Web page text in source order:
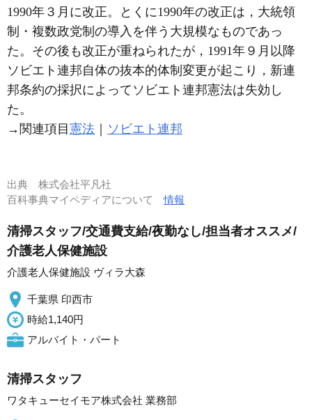
1990年３月に改正。とくに1990年の改正は，大統領
制・複数政党制の導入を伴う大規模なものであっ
た。その後も改正が重ねられたが，1991年９月以降
ソビエト連邦自体の抜本的体制変更が起こり，新連
邦条約の採択によってソビエト連邦憲法は失効し
た。
→関連項目憲法 ｜ ソビエト連邦
出典 株式会社平凡社
百科事典マイペディアについて情報
清掃スタッフ/交通費支給/夜勤なし/担当者オススメ/
介護老人保健施設
介護老人保健施設 ヴィラ大森
千葉県 印西市
時給1,140円
アルバイト・パート
清掃スタッフ
ワタキューセイモア株式会社 業務部